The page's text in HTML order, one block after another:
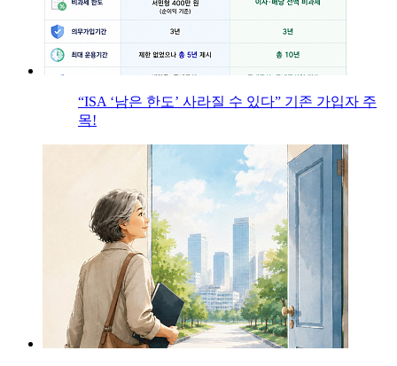
“ISA ‘남은 한도’ 사라질 수 있다” 기존 가입자 주
목!